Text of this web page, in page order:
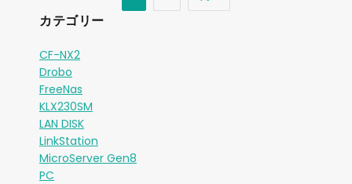
カテゴリー
CF-NX2
Drobo
FreeNas
KLX230SM
LAN DISK
LinkStation
MicroServer Gen8
PC